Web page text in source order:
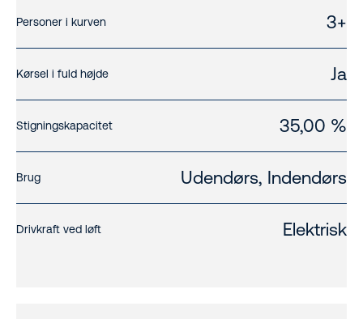
Personer i kurven 3+
Kørsel i fuld højde Ja
Stigningskapacitet 35,00 %
Brug Udendørs, Indendørs
Drivkraft ved løft Elektrisk